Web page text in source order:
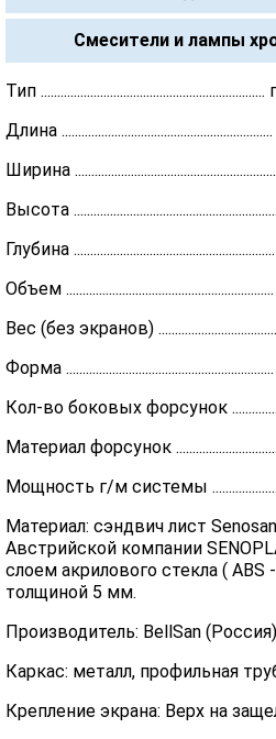
Смесители и лампы
Тип
Длина
Ширина
Высота
Глубина
Объем
Вес (без экранов)
Форма
Кол-во боковых форсунок
Материал форсунок
Мощность г/м системы
Материал: сэндвич лист
Австрийской компании
слоем акрилового стекла ( ABS
толщиной 5 мм.
Производитель: BellSan (Россия)
Каркас: металл, профильная
Крепление экрана: Верх на